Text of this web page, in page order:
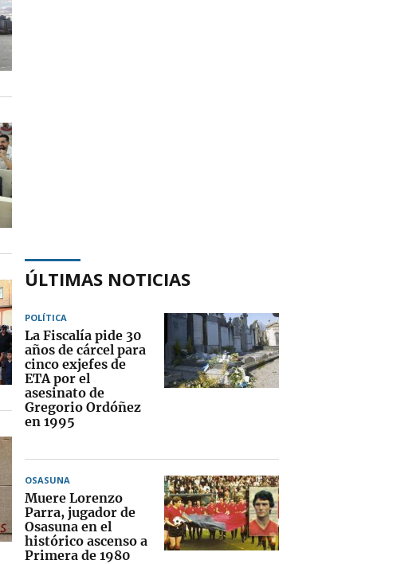
ÚLTIMAS NOTICIAS
POLÍTICA
La Fiscalía pide 30
años de cárcel para
cinco exjefes de
ETA por el
asesinato de
Gregorio Ordóñez
en 1995
OSASUNA
Muere Lorenzo
Parra, jugador de
Osasuna en el
histórico ascenso a
Primera de 1980